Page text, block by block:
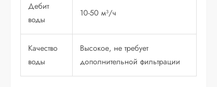
Дебит
воды
10-50 м³/ч
Качество
воды
Высокое, не требует
дополнительной фильтрации